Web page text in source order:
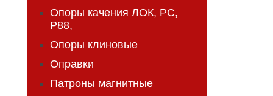
Опоры качения ЛОК, РС,
Р88,
Опоры клиновые
Оправки
Патроны магнитные